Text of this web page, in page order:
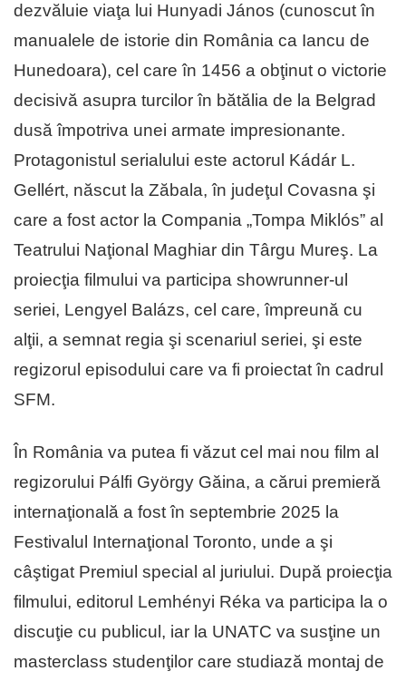
dezvăluie viaţa lui Hunyadi János (cunoscut în
manualele de istorie din România ca Iancu de
Hunedoara), cel care în 1456 a obţinut o victorie
decisivă asupra turcilor în bătălia de la Belgrad
dusă împotriva unei armate impresionante.
Protagonistul serialului este actorul Kádár L.
Gellért, născut la Zăbala, în judeţul Covasna şi
care a fost actor la Compania „Tompa Miklós” al
Teatrului Naţional Maghiar din Târgu Mureş. La
proiecţia filmului va participa showrunner-ul
seriei, Lengyel Balázs, cel care, împreună cu
alţii, a semnat regia şi scenariul seriei, şi este
regizorul episodului care va fi proiectat în cadrul
SFM.
În România va putea fi văzut cel mai nou film al
regizorului Pálfi György Găina, a cărui premieră
internaţională a fost în septembrie 2025 la
Festivalul Internaţional Toronto, unde a şi
câştigat Premiul special al juriului. După proiecţia
filmului, editorul Lemhényi Réka va participa la o
discuţie cu publicul, iar la UNATC va susţine un
masterclass studenţilor care studiază montaj de